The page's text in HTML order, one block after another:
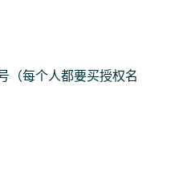
（每个人都要买授权名